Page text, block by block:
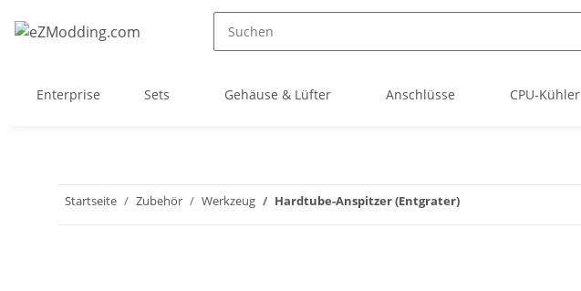
Enterprise Sets Gehäuse & Lüfter Anschlüsse CPU-Kühler
Startseite Zubehör Werkzeug Hardtube-Anspitzer (Entgrater)